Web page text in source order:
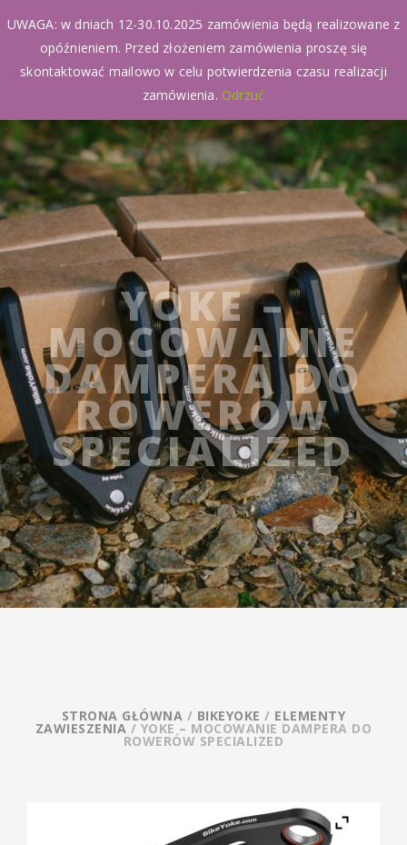
YOKE –
MOCOWANIE
DAMPERA DO
ROWERÓW
SPECIALIZED
STRONA GŁÓWNA / BIKEYOKE / ELEMENTY
ZAWIESZENIA / YOKE – MOCOWANIE DAMPERA DO
ROWERÓW SPECIALIZED
UWAGA: w dniach 12-30.10.2025 zamówienia będą realizowane z
opóźnieniem. Przed złożeniem zamówienia proszę się
skontaktować mailowo w celu potwierdzenia czasu realizacji
zamówienia. Odrzuć